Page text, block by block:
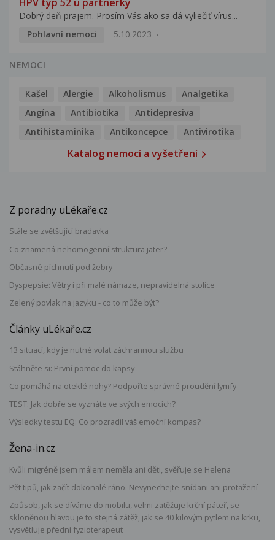
HPV typ 52 u partnerky
Dobrý deň prajem. Prosím Vás ako sa dá vyliečiť vírus...
Pohlavní nemoci
5.10.2023
NEMOCI
Kašel Alergie Alkoholismus
Analgetika
Angína
Antibiotika
Antidepresiva
Antihistaminika
Antikoncepce Antivirotika
Katalog nemocí a vyšetření
Z poradny uLékaře.cz
Stále se zvětšující bradavka
Co znamená nehomogenní struktura jater?
Občasné píchnutí pod žebry
Dyspepsie: Větry i při malé námaze, nepravidelná stolice
Zelený povlak na jazyku - co to může být?
Články uLékaře.cz
13 situací, kdy je nutné volat záchrannou službu
Stáhněte si: První pomoc do kapsy
Co pomáhá na oteklé nohy? Podpořte správné proudění lymfy
TEST: Jak dobře se vyznáte ve svých emocích?
Výsledky testu EQ: Co prozradil váš emoční kompas?
Žena-in.cz
Kvůli migréně jsem málem neměla ani děti, svěřuje se Helena
Pět tipů, jak začít dokonalé ráno. Nevynechejte snídani ani protažení
Způsob, jak se díváme do mobilu, velmi zatěžuje krční páteř, se
skloněnou hlavou je to stejná zátěž, jak se 40 kilovým pytlem na krku,
vysvětluje přední fyzioterapeut